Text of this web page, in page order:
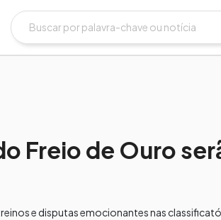
Freio de Ouro
e disputas emocionantes nas